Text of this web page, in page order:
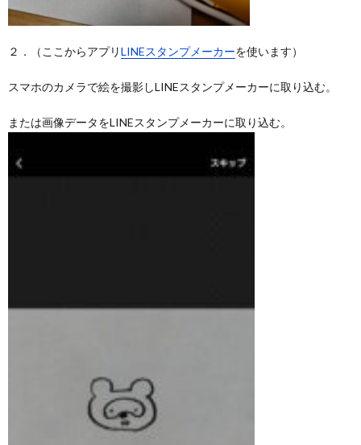
２．（ここからアプリLINEスタンプメーカーを使います）
スマホのカメラで絵を撮影しLINEスタンプメーカーに取り込む。
または画像データをLINEスタンプメーカーに取り込む。